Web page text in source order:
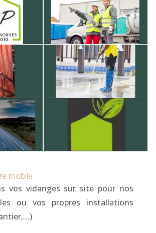
mobile
vos vidanges sur site pour nos
ou vos propres installations